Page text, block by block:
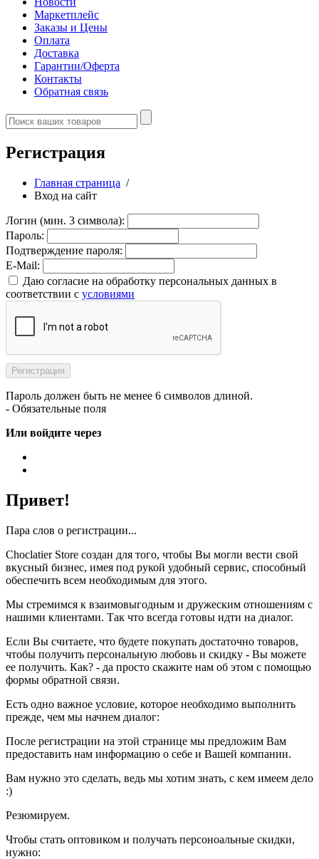
Маркетплейс
Заказы и Цены
Оплата
Доставка
Гарантии/Оферта
Контакты
Обратная связь
Регистрация
Главная страница /
Вход на сайт
Логин (мин. 3 символа):
Пароль:
Подтверждение пароля:
E-Mail:
Даю согласие на обработку персональных данных в
соответствии с условиями
Пароль должен быть не менее 6 символов длиной.
- Обязательные поля
Или войдите через
Привет!
Пара слов о регистрации...
Choclatier Store создан для того, чтобы Вы могли вести свой
вкусный бизнес, имея под рукой удобный сервис, способный
обеспечить всем необходимым для этого.
Мы стремимся к взаимовыгодным и дружеским отношениям с
нашими клиентами. Так что всегда готовы идти на диалог.
Если Вы считаете, что будете покупать достаточно товаров,
чтобы получить персональную любовь и скидку - Вы можете
ее получить. Как? - да просто скажите нам об этом с помощью
формы обратной связи.
Есть одно важное условие, которое необходимо выполнить
прежде, чем мы начнем диалог:
После регистрации на этой странице мы предложим Вам
предоставить нам информацию о себе и Вашей компании.
Вам нужно это сделать, ведь мы хотим знать, с кем имеем дело
:)
Резюмируем.
Чтобы стать оптовиком и получать персоноальные скидки,
нужно: